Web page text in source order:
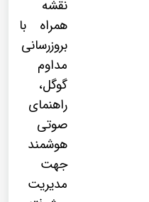
نقشه
همراه با
بروزرسانی
مداوم
گوگل،
راهنمای
صوتی
هوشمند
جهت
مدیریت